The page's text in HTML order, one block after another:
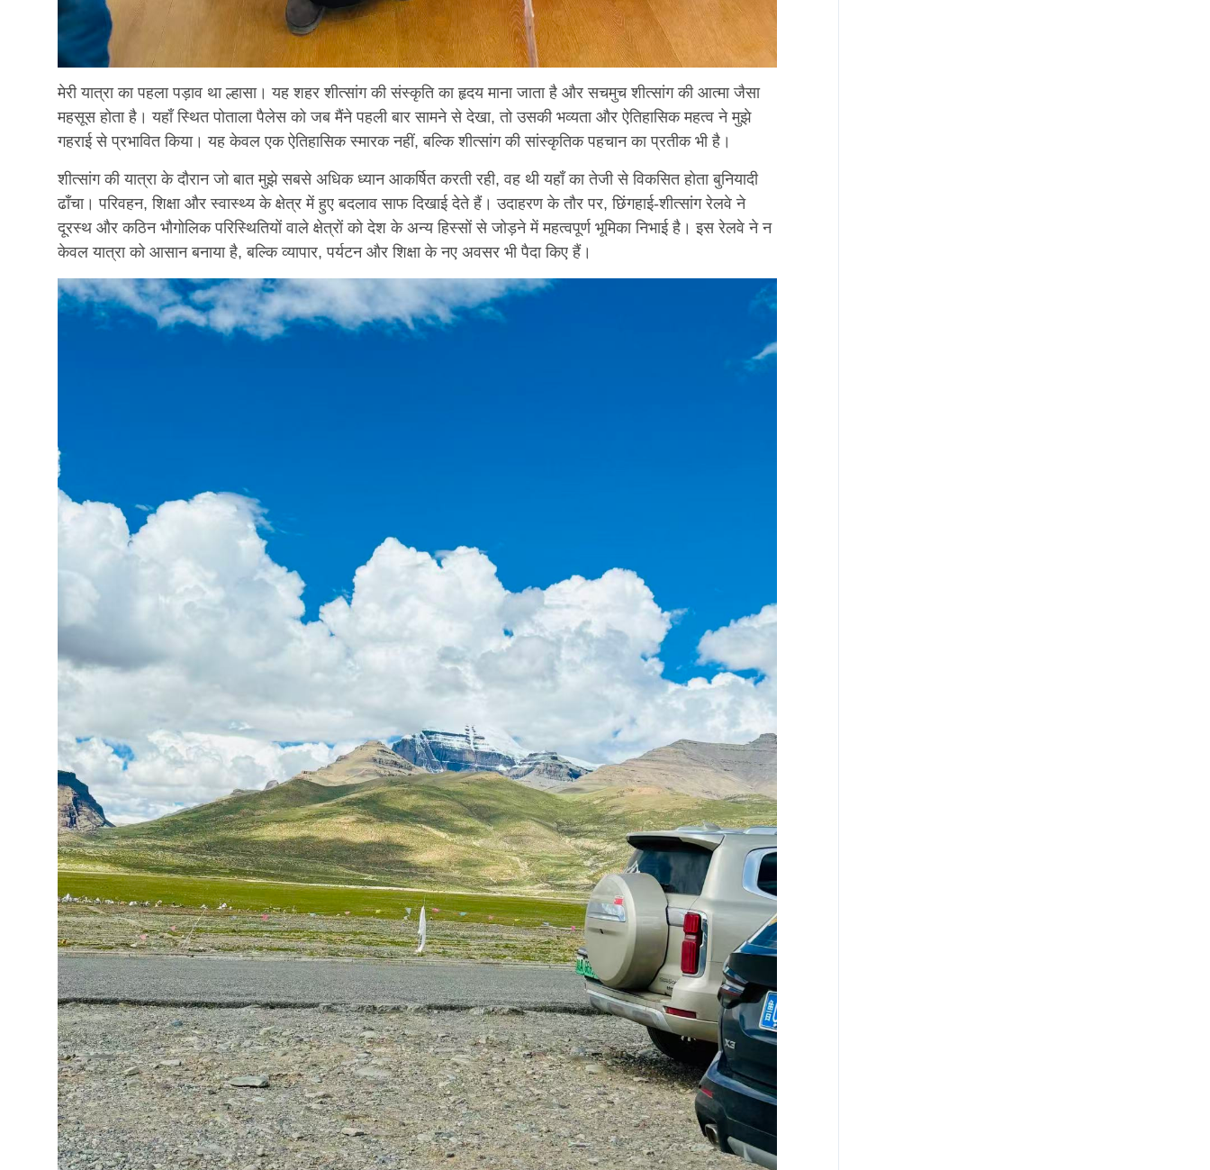
मेरी यात्रा का पहला पड़ाव था ल्हासा। यह शहर शीत्सांग की संस्कृति का हृदय माना जाता है और सचमुच शीत्सांग की आत्मा जैसा
महसूस होता है। यहाँ स्थित पोताला पैलेस को जब मैंने पहली बार सामने से देखा, तो उसकी भव्यता और ऐतिहासिक महत्व ने मुझे
गहराई से प्रभावित किया। यह केवल एक ऐतिहासिक स्मारक नहीं, बल्कि शीत्सांग की सांस्कृतिक पहचान का प्रतीक भी है।
शीत्सांग की यात्रा के दौरान जो बात मुझे सबसे अधिक ध्यान आकर्षित करती रही, वह थी यहाँ का तेजी से विकसित होता बुनियादी
ढाँचा। परिवहन, शिक्षा और स्वास्थ्य के क्षेत्र में हुए बदलाव साफ दिखाई देते हैं। उदाहरण के तौर पर, छिंगहाई-शीत्सांग रेलवे ने
दूरस्थ और कठिन भौगोलिक परिस्थितियों वाले क्षेत्रों को देश के अन्य हिस्सों से जोड़ने में महत्वपूर्ण भूमिका निभाई है। इस रेलवे ने न
केवल यात्रा को आसान बनाया है, बल्कि व्यापार, पर्यटन और शिक्षा के नए अवसर भी पैदा किए हैं।